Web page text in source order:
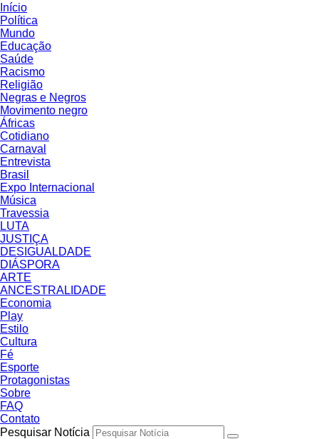
Início
Política
Mundo
Educação
Saúde
Racismo
Religião
Negras e Negros
Movimento negro
Áfricas
Cotidiano
Carnaval
Entrevista
Brasil
Expo Internacional
Música
Travessia
LUTA
JUSTIÇA
DESIGUALDADE
DIÁSPORA
ARTE
ANCESTRALIDADE
Economia
Play
Estilo
Cultura
Fé
Esporte
Protagonistas
Sobre
FAQ
Contato
Pesquisar Notícia